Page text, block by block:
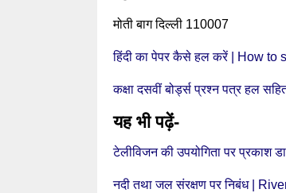
मोती बाग दिल्ली 110007
हिंदी का पेपर कैसे हल करें | How
कक्षा दसवीं बोर्ड्स प्रश्न पत्र हल
यह भी पढ़ें-
टेलीविजन की उपयोगिता पर
नदी तथा जल संरक्षण पर निबंध |